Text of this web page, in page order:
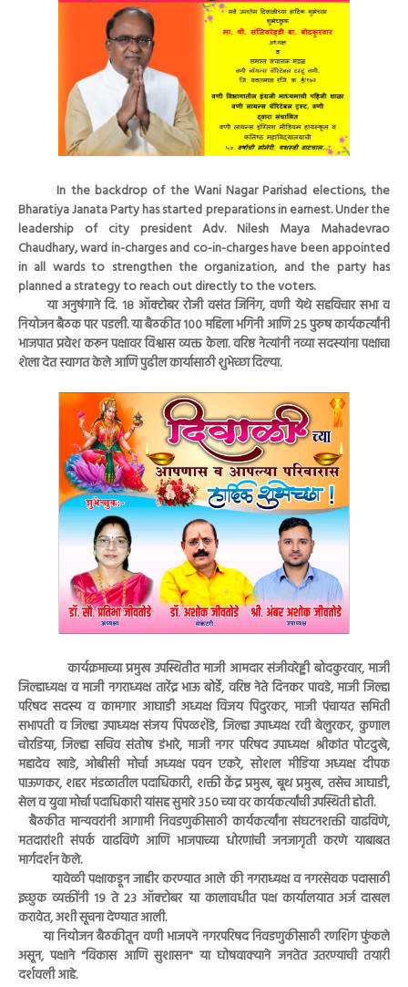
In the backdrop of the Wani Nagar Parishad elections, the
Bharatiya Janata Party has started preparations in earnest. Under the
leadership of city president Adv. Nilesh Maya Mahadevrao
Chaudhary, ward in-charges and co-in-charges have been appointed
in all wards to strengthen the organization, and the party has
planned a strategy to reach out directly to the voters.
या अनुषंगाने दि. १८ ऑक्टोबर रोजी वसंत जिनिंग, वणी येथे सहविचार सभा व
नियोजन बैठक पार पडली. या बैठकीत १०० महिला भगिनी आणि २५ पुरुष कार्यकर्त्यांनी
भाजपात प्रवेश करून पक्षावर विश्वास व्यक्त केला. वरिष्ठ नेत्यांनी नव्या सदस्यांना पक्षाचा
शेला देत स्वागत केले आणि पुढील कार्यासाठी शुभेच्छा दिल्या.
कार्यक्रमाच्या प्रमुख उपस्थितीत माजी आमदार संजीवरेड्डी बोदकुरवार, माजी
जिल्हाध्यक्ष व माजी नगराध्यक्ष तारेंद्र भाऊ बोर्डे, वरिष्ठ नेते दिनकर पावडे, माजी जिल्हा
परिषद सदस्य व कामगार आघाडी अध्यक्ष विजय पिदुरकर, माजी पंचायत समिती
सभापती व जिल्हा उपाध्यक्ष संजय पिंपळशेंडे, जिल्हा उपाध्यक्ष रवी बेलुरकर, कुणाल
चोरडिया, जिल्हा सचिव संतोष डंभारे, माजी नगर परिषद उपाध्यक्ष श्रीकांत पोटदुखे,
महादेव खाडे, ओबीसी मोर्चा अध्यक्ष पवन एकरे, सोशल मीडिया अध्यक्ष दीपक
पाऊणकर, शहर मंडळातील पदाधिकारी, शक्ती केंद्र प्रमुख, बूथ प्रमुख, तसेच आघाडी,
सेल व युवा मोर्चा पदाधिकारी यांसह सुमारे ३५० च्या वर कार्यकर्त्यांची उपस्थिती होती.
बैठकीत मान्यवरांनी आगामी निवडणुकीसाठी कार्यकर्त्यांना संघटनशक्ती वाढविणे,
मतदारांशी संपर्क वाढविणे आणि भाजपाच्या धोरणांची जनजागृती करणे याबाबत
मार्गदर्शन केले.
यावेळी पक्षाकडून जाहीर करण्यात आले की नगराध्यक्ष व नगरसेवक पदासाठी
इच्छुक व्यक्तींनी १९ ते २३ ऑक्टोबर या कालावधीत पक्ष कार्यालयात अर्ज दाखल
करावेत, अशी सूचना देण्यात आली.
या नियोजन बैठकीतून वणी भाजपने नगरपरिषद निवडणुकीसाठी रणशिंग फुंकले
असून, पक्षाने "विकास आणि सुशासन" या घोषवाक्याने जनतेत उतरण्याची तयारी
दर्शवली आहे.